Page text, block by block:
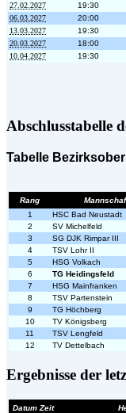
27.02.2027
19:30
06.03.2027
20:00
13.03.2027
19:30
20.03.2027
18:00
10.04.2027
19:30
Abschlusstabelle
Tabelle
Rang
1
HSC Bad Neustadt
2
SV Michelfeld
3
SG DJK Rimpar III
4
TSV Lohr II
5
HSG Volkach
6
TG Heidingsfeld
7
HSG Mainfranken
8
TSV Partenstein
9
TG Höchberg
10
TV Königsberg
11
TSV Lengfeld
12
TV Dettelbach
Ergebnisse der
Datum Zeit